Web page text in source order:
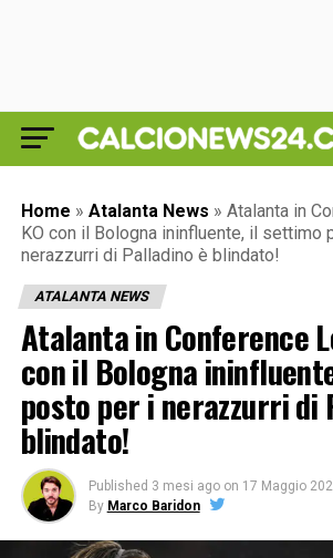
Home » Atalanta News » Atalanta in
KO con il Bologna ininfluente, il settimo
nerazzurri di Palladino è blindato!
ATALANTA NEWS
Atalanta in Conference
con il Bologna
posto per i nerazzurri di
blindato!
Published 3 mesi ago on 17 Maggio
By Marco Baridon